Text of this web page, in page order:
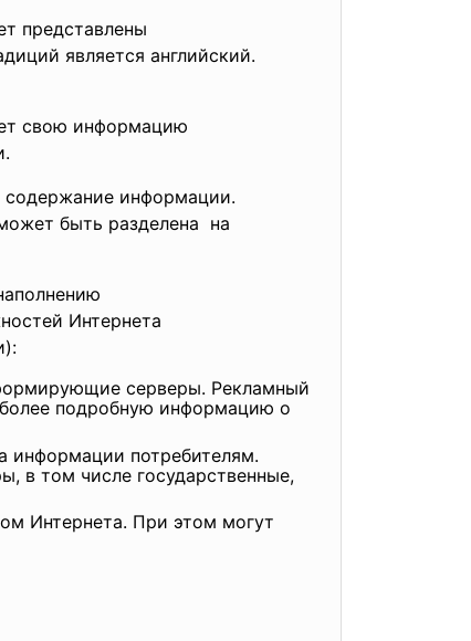
представлены
является английский.
свою информацию
содержание информации.
быть разделена на
Интернета
серверы. Рекламный
подробную информацию о
информации потребителям.
в том числе государственные,
Интернета. При этом могут